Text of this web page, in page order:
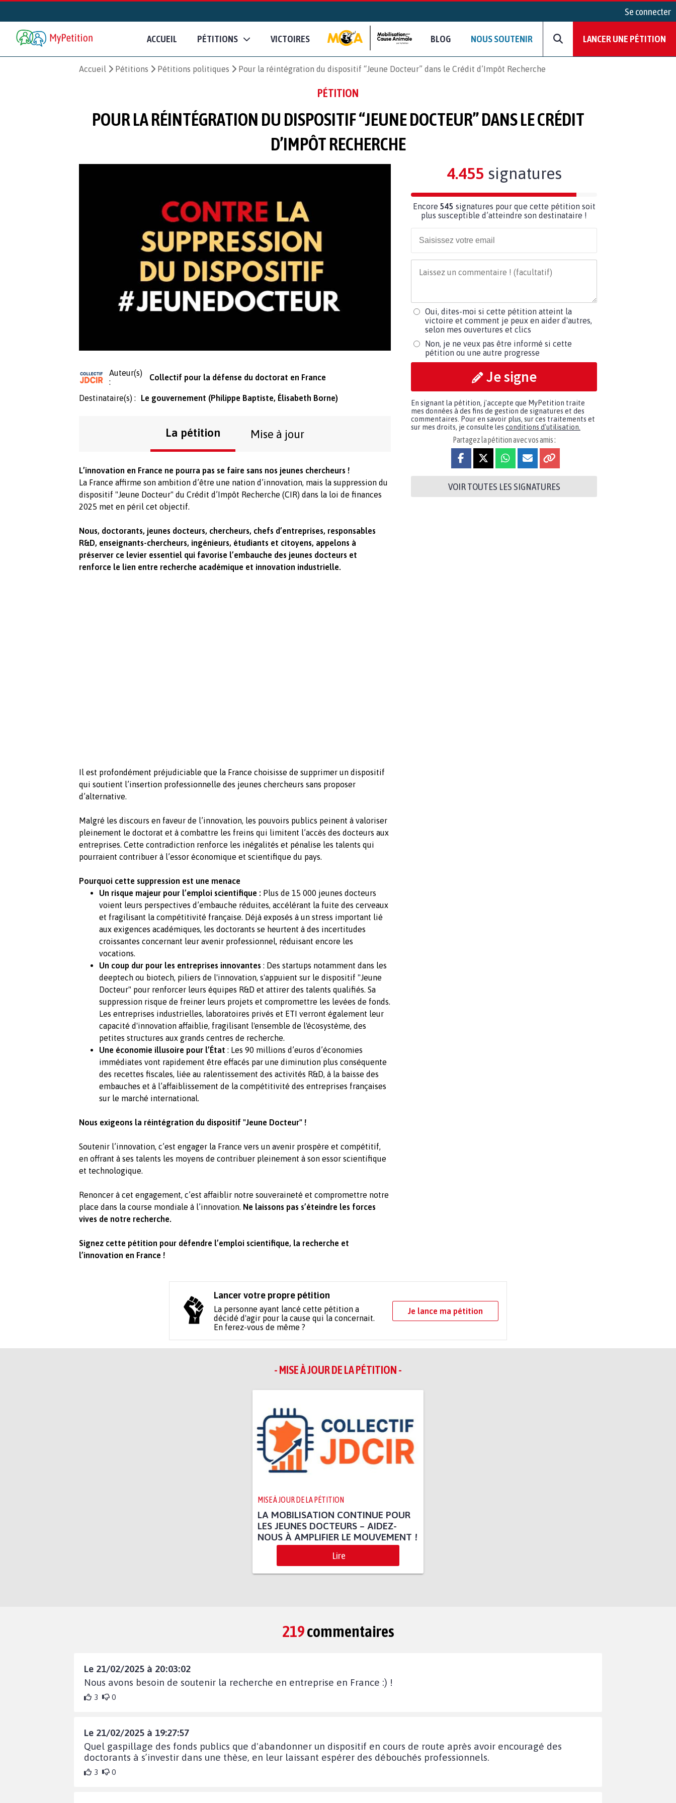
Se connecter
ACCUEIL PÉTITIONS VICTOIRES BLOG NOUS SOUTENIR LANCER UNE PÉTITION
Accueil Pétitions Pétitions politiques Pour la réintégration du dispositif “Jeune Docteur” dans le Crédit d’Impôt Recherche
PÉTITION
POUR LA RÉINTÉGRATION DU DISPOSITIF “JEUNE DOCTEUR” DANS LE CRÉDIT
D’IMPÔT RECHERCHE
Auteur(s)
:
Collectif pour la défense du doctorat en France
Destinataire(s) : Le gouvernement (Philippe Baptiste, Élisabeth Borne)
La pétition Mise à jour
L’innovation en France ne pourra pas se faire sans nos jeunes chercheurs !
La France affirme son ambition d’être une nation d’innovation, mais la suppression du
dispositif "Jeune Docteur" du Crédit d’Impôt Recherche (CIR) dans la loi de finances
2025 met en péril cet objectif.
Nous, doctorants, jeunes docteurs, chercheurs, chefs d’entreprises, responsables
R&D, enseignants-chercheurs, ingénieurs, étudiants et citoyens, appelons à
préserver ce levier essentiel qui favorise l’embauche des jeunes docteurs et
renforce le lien entre recherche académique et innovation industrielle.
Il est profondément préjudiciable que la France choisisse de supprimer un dispositif
qui soutient l’insertion professionnelle des jeunes chercheurs sans proposer
d’alternative.
Malgré les discours en faveur de l’innovation, les pouvoirs publics peinent à valoriser
pleinement le doctorat et à combattre les freins qui limitent l’accès des docteurs aux
entreprises. Cette contradiction renforce les inégalités et pénalise les talents qui
pourraient contribuer à l’essor économique et scientifique du pays.
Pourquoi cette suppression est une menace
Un risque majeur pour l’emploi scientifique : Plus de 15 000 jeunes docteurs
voient leurs perspectives d’embauche réduites, accélérant la fuite des cerveaux
et fragilisant la compétitivité française. Déjà exposés à un stress important lié
aux exigences académiques, les doctorants se heurtent à des incertitudes
croissantes concernant leur avenir professionnel, réduisant encore les
vocations.
Un coup dur pour les entreprises innovantes : Des startups notamment dans les
deeptech ou biotech, piliers de l'innovation, s'appuient sur le dispositif "Jeune
Docteur" pour renforcer leurs équipes R&D et attirer des talents qualifiés. Sa
suppression risque de freiner leurs projets et compromettre les levées de fonds.
Les entreprises industrielles, laboratoires privés et ETI verront également leur
capacité d'innovation affaiblie, fragilisant l'ensemble de l'écosystème, des
petites structures aux grands centres de recherche.
Une économie illusoire pour l’État : Les 90 millions d’euros d’économies
immédiates vont rapidement être effacés par une diminution plus conséquente
des recettes fiscales, liée au ralentissement des activités R&D, à la baisse des
embauches et à l’affaiblissement de la compétitivité des entreprises françaises
sur le marché international.
Nous exigeons la réintégration du dispositif "Jeune Docteur" !
Soutenir l’innovation, c’est engager la France vers un avenir prospère et compétitif,
en offrant à ses talents les moyens de contribuer pleinement à son essor scientifique
et technologique.
Renoncer à cet engagement, c’est affaiblir notre souveraineté et compromettre notre
place dans la course mondiale à l’innovation. Ne laissons pas s’éteindre les forces
vives de notre recherche.
Signez cette pétition pour défendre l’emploi scientifique, la recherche et
l’innovation en France !
4.455 signatures
Encore 545 signatures pour que cette pétition soit
plus susceptible d’atteindre son destinataire !
Oui, dites-moi si cette pétition atteint la
victoire et comment je peux en aider d'autres,
selon mes ouvertures et clics
Non, je ne veux pas être informé si cette
pétition ou une autre progresse
Je signe
En signant la pétition, j'accepte que MyPetition traite
mes données à des fins de gestion de signatures et des
commentaires. Pour en savoir plus, sur ces traitements et
sur mes droits, je consulte les conditions d'utilisation.
Partagez la pétition avec vos amis :
VOIR TOUTES LES SIGNATURES
Lancer votre propre pétition
La personne ayant lancé cette pétition a
décidé d'agir pour la cause qui la concernait.
En ferez-vous de même ?
Je lance ma pétition
- MISE À JOUR DE LA PÉTITION -
MISE À JOUR DE LA PÉTITION
LA MOBILISATION CONTINUE POUR
LES JEUNES DOCTEURS – AIDEZ-
NOUS À AMPLIFIER LE MOUVEMENT !
Lire
219commentaires
Le 21/02/2025 à 20:03:02
Nous avons besoin de soutenir la recherche en entreprise en France :) !
3 0
Le 21/02/2025 à 19:27:57
Quel gaspillage des fonds publics que d'abandonner un dispositif en cours de route après avoir encouragé des
doctorants à s’investir dans une thèse, en leur laissant espérer des débouchés professionnels.
3 0